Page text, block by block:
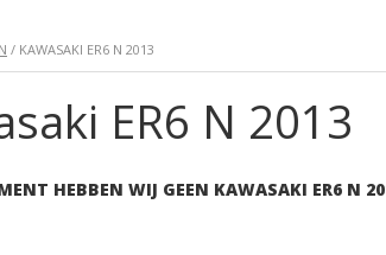
/ KAWASAKI ER6 N 2013
ER6 N 2013
HEBBEN WIJ GEEN KAWASAKI ER6 N